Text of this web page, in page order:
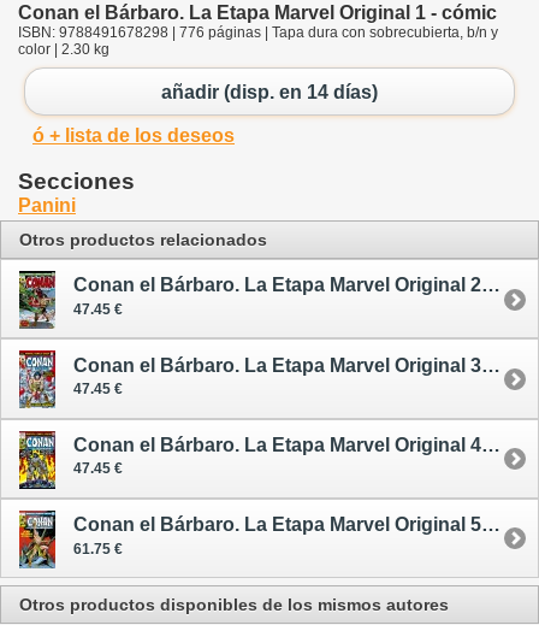
Conan el Bárbaro. La Etapa Marvel Original 1 - cómic
ISBN: 9788491678298 | 776 páginas | Tapa dura con sobrecubierta, b/n y
color | 2.30 kg
añadir (disp. en 14 días)
ó + lista de los deseos
Secciones
Panini
Otros productos relacionados
Conan el Bárbaro. La Etapa Marvel Original 2 - cómic
47.45 €
Conan el Bárbaro. La Etapa Marvel Original 3 - cómic
47.45 €
Conan el Bárbaro. La Etapa Marvel Original 4 - cómic
47.45 €
Conan el Bárbaro. La Etapa Marvel Original 5 - cómic
61.75 €
Otros productos disponibles de los mismos autores